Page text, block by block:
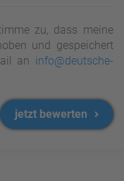
zu, dass meine
und gespeichert
an info@deutsche-
jetzt bewerten